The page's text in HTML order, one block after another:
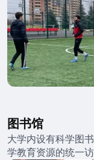
图书馆
大学内设有科学图
学教育资源的统一访